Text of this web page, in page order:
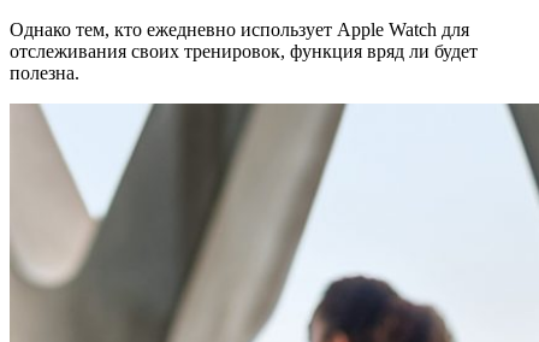
Однако тем, кто ежедневно использует Apple Watch для
отслеживания своих тренировок, функция вряд ли будет
полезна.